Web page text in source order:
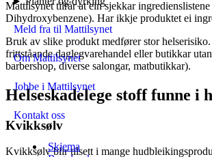
Meld fra til Mattilsynet
Om Mattilsynet
Jobbe i Mattilsynet
Kontakt oss
Skjema
Mattilsynet tilrår at ein sjekkar
Dihydroxybenzene). Har ikkje produktet ei
Bruk av slike produkt medfører stor
frittståande daglegvarehandel eller butikkar
barbershop, diverse salongar, matbutikkar).
Helseskadelege stoff funne i
Kvikksølv
Kvikksølv blir tilsett i mange